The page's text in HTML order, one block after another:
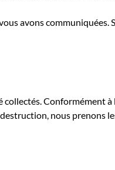
avons communiquées.
collectés. Conformément
nous prenons